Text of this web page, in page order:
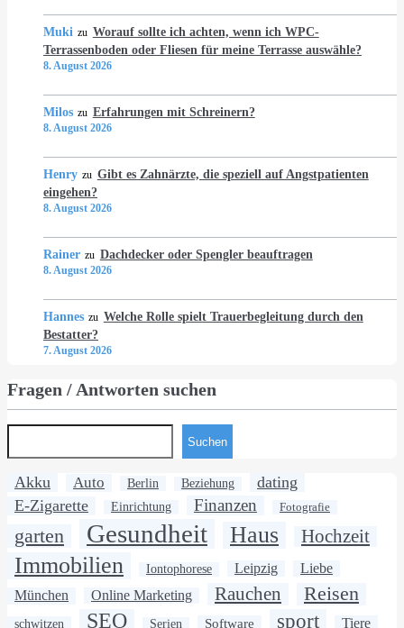
Muki zu Worauf sollte ich achten, wenn ich WPC-
Terrassenboden oder Fliesen für meine Terrasse auswähle?
8. August 2026
Milos zu Erfahrungen mit Schreinern?
8. August 2026
Henry zu Gibt es Zahnärzte, die speziell auf Angstpatienten
eingehen?
8. August 2026
Rainer zu Dachdecker oder Spengler beauftragen
8. August 2026
Hannes zu Welche Rolle spielt Trauerbegleitung durch den
Bestatter?
7. August 2026
Fragen / Antworten suchen
Suchen
Akku Auto Berlin Beziehung
dating
E-Zigarette
Einrichtung Finanzen Fotografie
garten Gesundheit Haus Hochzeit
Immobilien Iontophorese Leipzig Liebe
München Online Marketing Rauchen Reisen
schwitzen SEO Serien Software sport Tiere